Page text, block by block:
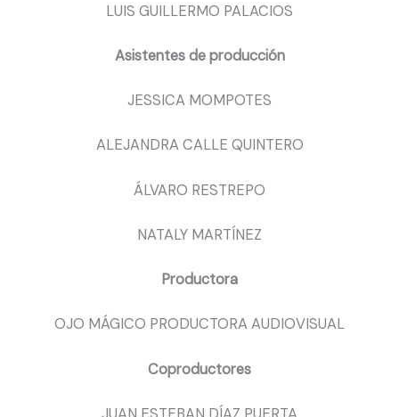
LUIS GUILLERMO PALACIOS
Asistentes de producción
JESSICA MOMPOTES
ALEJANDRA CALLE QUINTERO
ÁLVARO RESTREPO
NATALY MARTÍNEZ
Productora
OJO MÁGICO PRODUCTORA AUDIOVISUAL
Coproductores